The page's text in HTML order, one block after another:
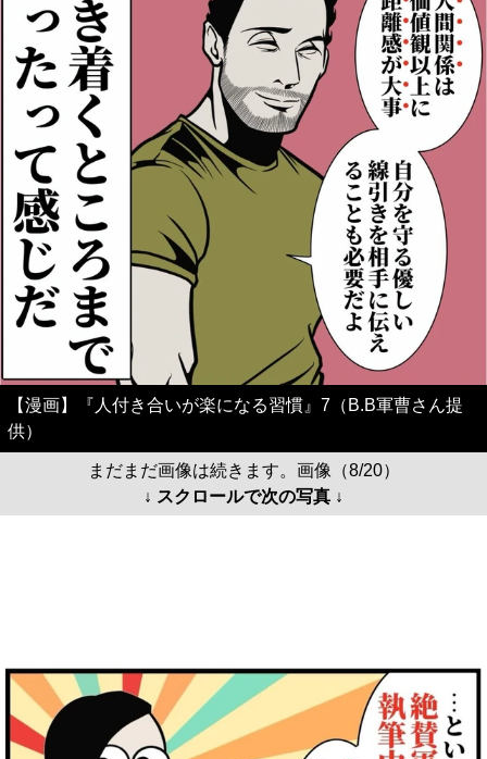
【漫画】『人付き合いが楽になる習慣』7（B.B軍曹さん提
供）
まだまだ画像は続きます。画像（8/20）
↓ スクロールで次の写真 ↓